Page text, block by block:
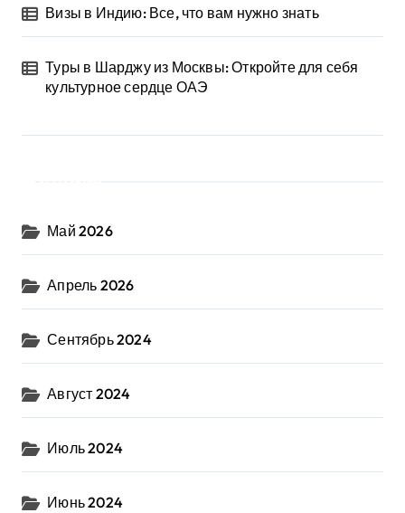
Визы в Индию: Все, что вам нужно знать
Туры в Шарджу из Москвы: Откройте для себя
культурное сердце ОАЭ
Май 2026
Апрель 2026
Сентябрь 2024
Август 2024
Июль 2024
Июнь 2024